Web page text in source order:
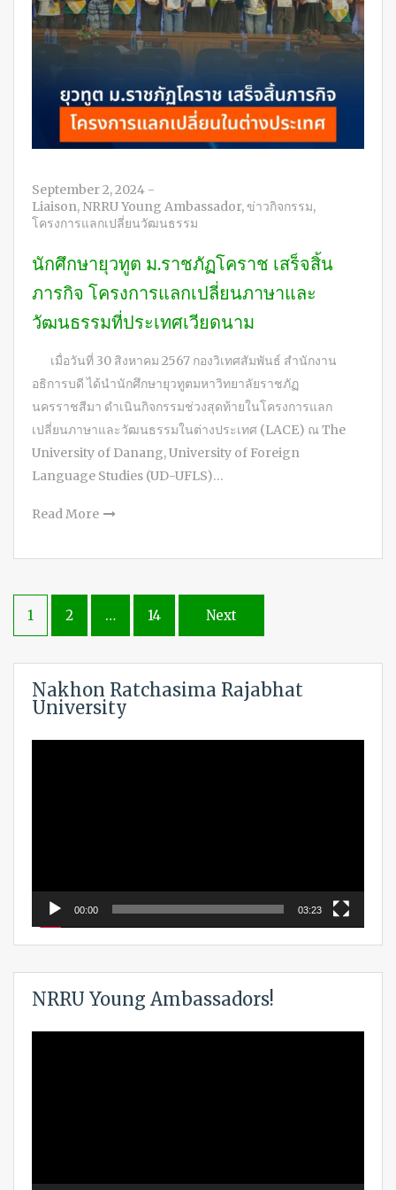
September 2, 2024 -
Liaison, NRRU Young Ambassador,ข่าวกิจกรรม,
โครงการแลกเปลี่ยนวัฒนธรรม
นักศึกษายุวทูต ม.ราชภัฏโคราช เสร็จสิ้น
ภารกิจ โครงการแลกเปลี่ยนภาษาและ
วัฒนธรรมที่ประเทศเวียดนาม
เมื่อวันที่ 30 สิงหาคม 2567 กองวิเทศสัมพันธ์ สำนักงาน
อธิการบดี ได้นำนักศึกษายุวทูตมหาวิทยาลัยราชภัฏ
นครราชสีมา ดำเนินกิจกรรมช่วงสุดท้ายในโครงการแลก
เปลี่ยนภาษาและวัฒนธรรมในต่างประเทศ (LACE) ณ The
University of Danang, University of Foreign
Language Studies (UD-UFLS)…
Read More
Posts
navigation
1 2 … 14 Next
Nakhon Ratchasima Rajabhat
University
00:00 03:23
NRRU Young Ambassadors!